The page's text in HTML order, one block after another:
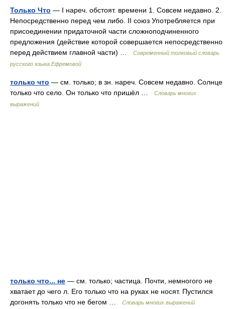
Только Что — I нареч. обстоят. времени 1. Совсем недавно. 2.
Непосредственно перед чем либо. II союз Употребляется при
присоединении придаточной части сложноподчиненного
предложения (действие которой совершается непосредственно
перед действием главной части) …
Современный толковый словарь
русского языка Ефремовой
только что — см. только; в зн. нареч. Совсем недавно. Солнце
только что село. Он только что пришёл …
Словарь многих
выражений
только что... не — см. только; частица. Почти, немногого не
хватает до чего л. Его только что на руках не носят. Пустился
догонять только что не бегом …
Словарь многих выражений